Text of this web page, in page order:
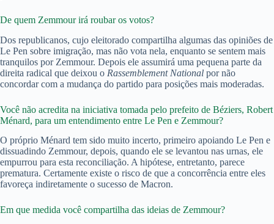
De quem Zemmour irá roubar os votos?
Dos republicanos, cujo eleitorado compartilha algumas das opiniões de
Le Pen sobre imigração, mas não vota nela, enquanto se sentem mais
tranquilos por Zemmour. Depois ele assumirá uma pequena parte da
direita radical que deixou o Rassemblement National por não
concordar com a mudança do partido para posições mais moderadas.
Você não acredita na iniciativa tomada pelo prefeito de Béziers, Robert
Ménard, para um entendimento entre Le Pen e Zemmour?
O próprio Ménard tem sido muito incerto, primeiro apoiando Le Pen e
dissuadindo Zemmour, depois, quando ele se levantou nas urnas, ele
empurrou para esta reconciliação. A hipótese, entretanto, parece
prematura. Certamente existe o risco de que a concorrência entre eles
favoreça indiretamente o sucesso de Macron.
Em que medida você compartilha das ideias de Zemmour?